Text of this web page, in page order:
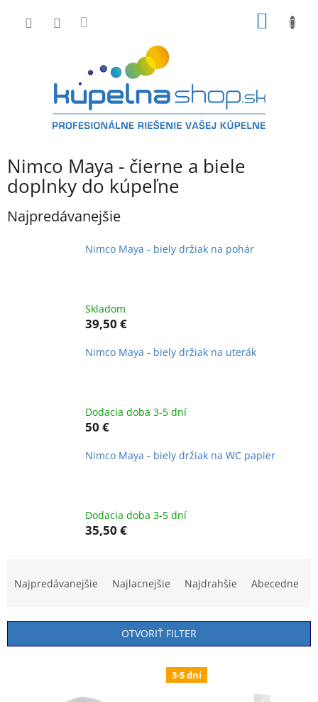
Nimco Maya - čierne a biele
doplnky do kúpeľne
Najpredávanejšie
Nimco Maya - biely držiak na pohár
Skladom
39,50 €
Nimco Maya - biely držiak na uterák
Dodacia doba 3-5 dní
50 €
Nimco Maya - biely držiak na WC papier
Dodacia doba 3-5 dní
35,50 €
n
i
Najpredávanejšie Najlacnejšie Najdrahšie Abecedne
OTVORIŤ FILTER
3-5 dní